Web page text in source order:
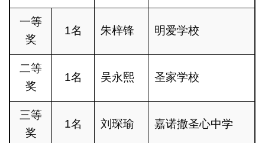
一等
奖
1名 朱梓锋 明爱学校
二等
奖
1名 吴永熙 圣家学校
三等
奖
1名 刘琛瑜 嘉诺撒圣心中学